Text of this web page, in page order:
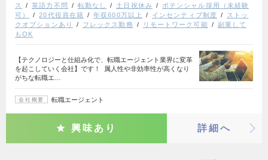
ス
英語力不問 転勤なし 土日祝休み
ポテンシャル採用（未経験
可）
20代役員在籍 年収600万以上 インセンティブ制度
ストッ
クオプションあり
フレックス勤務 リモートワーク可能
副業して
もOK
【テクノロジーと仕組み化で、転職エージェント業界に変革
を起こしていく会社】です！ 属人性や非効率性が高くなり
がちな転職エ…
会社概要 転職エージェント
興味あり 詳細へ